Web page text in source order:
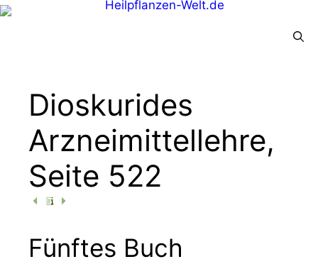
Dioskurides
Arzneimittellehre,
Seite 522
Fünftes Buch